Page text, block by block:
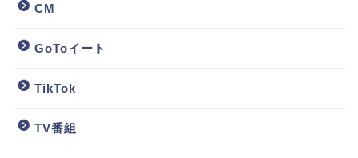
CM
GoToイート
TikTok
TV番組